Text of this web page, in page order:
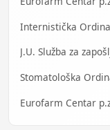
Internistička
J.U. Služba za
Stomatološka
Eurofarm Centar